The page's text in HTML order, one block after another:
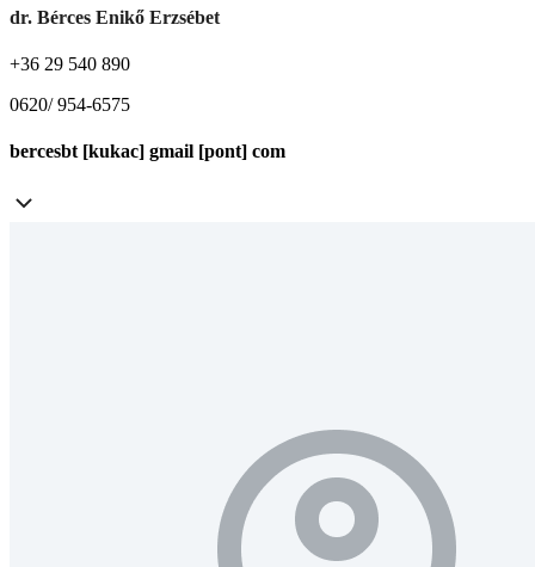
dr. Bérces Enikő Erzsébet
+36 29 540 890
0620/ 954-6575
bercesbt [kukac] gmail [pont] com